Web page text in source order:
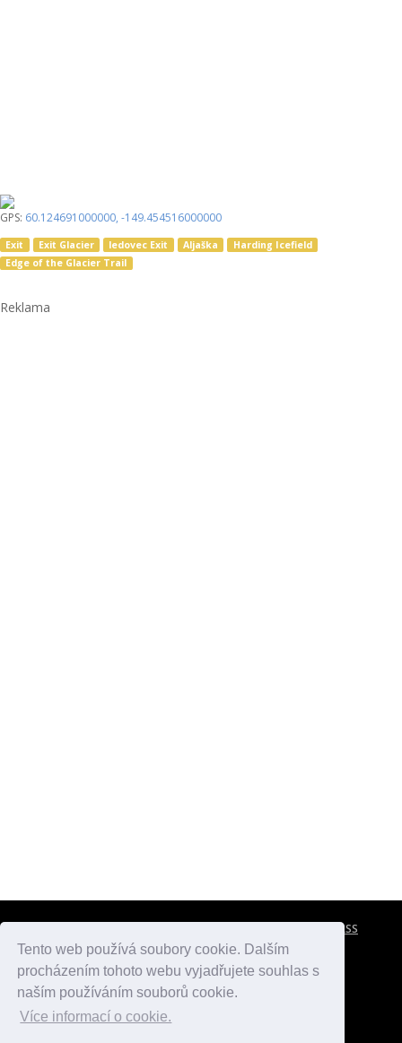
Tento web používá soubory cookie. Dalším
procházením tohoto webu vyjadřujete souhlas s
naším používáním souborů cookie.
Více informací o cookie.
GPS: 60.124691000000, -149.454516000000
Exit Exit Glacier ledovec Exit Aljaška
Harding Icefield
Edge of the Glacier Trail
Reklama
RSS
atlaspamatek.info